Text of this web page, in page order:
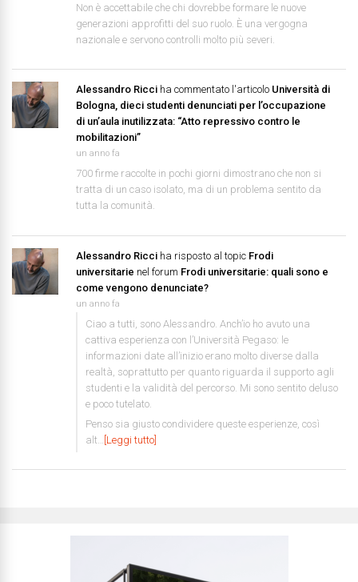
Non è accettabile che chi dovrebbe formare le nuove
generazioni approfitti del suo ruolo. È una vergogna
nazionale e servono controlli molto più severi.
Alessandro Ricci ha commentato l'articolo Università di
Bologna, dieci studenti denunciati per l’occupazione
di un’aula inutilizzata: “Atto repressivo contro le
mobilitazioni”
un anno fa
700 firme raccolte in pochi giorni dimostrano che non si
tratta di un caso isolato, ma di un problema sentito da
tutta la comunità.
Alessandro Ricci ha risposto al topic Frodi
universitarie nel forum Frodi universitarie: quali sono e
come vengono denunciate?
un anno fa
Ciao a tutti, sono Alessandro. Anch’io ho avuto una
cattiva esperienza con l’Università Pegaso: le
informazioni date all’inizio erano molto diverse dalla
realtà, soprattutto per quanto riguarda il supporto agli
studenti e la validità del percorso. Mi sono sentito deluso
e poco tutelato.
Penso sia giusto condividere queste esperienze, così
alt…
[Leggi tutto]